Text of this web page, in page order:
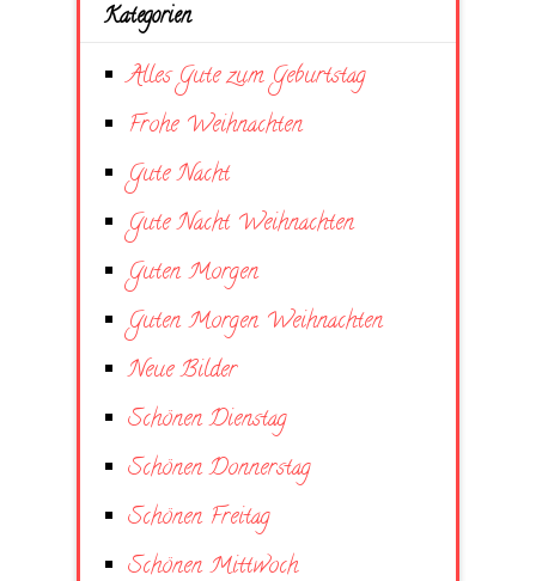
Kategorien
Alles Gute zum Geburtstag
Frohe Weihnachten
Gute Nacht
Gute Nacht Weihnachten
Guten Morgen
Guten Morgen Weihnachten
Neue Bilder
Schönen Dienstag
Schönen Donnerstag
Schönen Freitag
Schönen Mittwoch